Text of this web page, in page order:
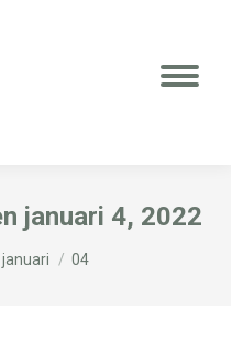
januari 4, 2022
januari 04